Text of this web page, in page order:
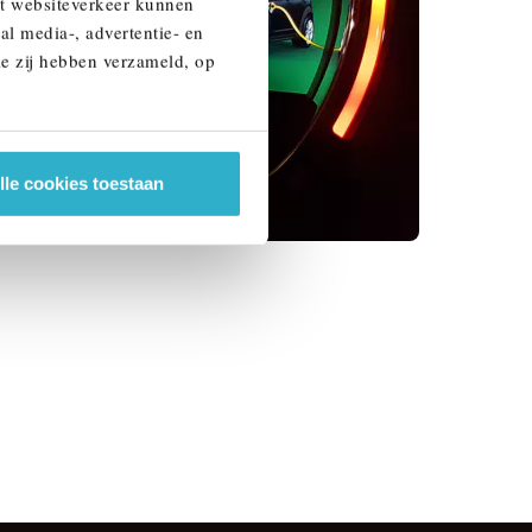
media-, advertentie- en
zij hebben verzameld, op
cookies toestaan